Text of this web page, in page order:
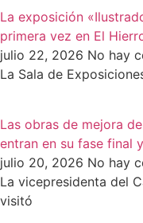
La exposición
primera vez en El
julio 22, 2026 No hay
La Sala de
Las obras de mejora
entran en su fase final
julio 20, 2026 No hay
La vicepresidenta del
visitó